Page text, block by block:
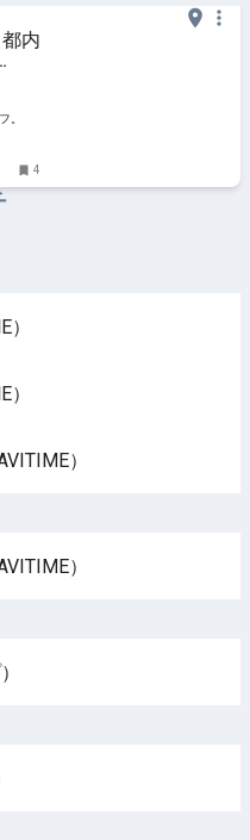
内
。
4
）
）